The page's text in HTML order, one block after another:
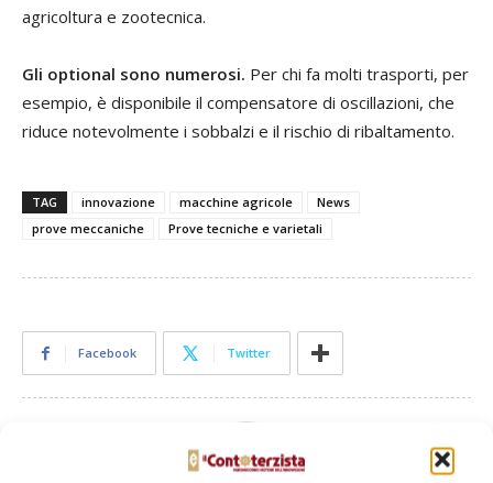
agricoltura e zootecnica.
Gli optional sono numerosi. Per chi fa molti trasporti, per
esempio, è disponibile il compensatore di oscillazioni, che
riduce notevolmente i sobbalzi e il rischio di ribaltamento.
TAG innovazione macchine agricole
News
prove meccaniche
Prove tecniche e varietali
Facebook Twitter